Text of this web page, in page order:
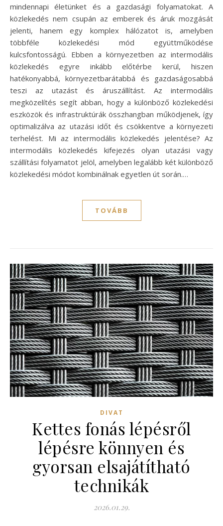
mindennapi életünket és a gazdasági folyamatokat. A
közlekedés nem csupán az emberek és áruk mozgását
jelenti, hanem egy komplex hálózatot is, amelyben
többféle közlekedési mód együttműködése
kulcsfontosságú. Ebben a környezetben az intermodális
közlekedés egyre inkább előtérbe kerül, hiszen
hatékonyabbá, környezetbarátabbá és gazdaságosabbá
teszi az utazást és áruszállítást. Az intermodális
megközelítés segít abban, hogy a különböző közlekedési
eszközök és infrastruktúrák összhangban működjenek, így
optimalizálva az utazási időt és csökkentve a környezeti
terhelést. Mi az intermodális közlekedés jelentése? Az
intermodális közlekedés kifejezés olyan utazási vagy
szállítási folyamatot jelöl, amelyben legalább két különböző
közlekedési módot kombinálnak egyetlen út során.…
TOVÁBB
DIVAT
Kettes fonás lépésről
lépésre könnyen és
gyorsan elsajátítható
technikák
2026.01.29.